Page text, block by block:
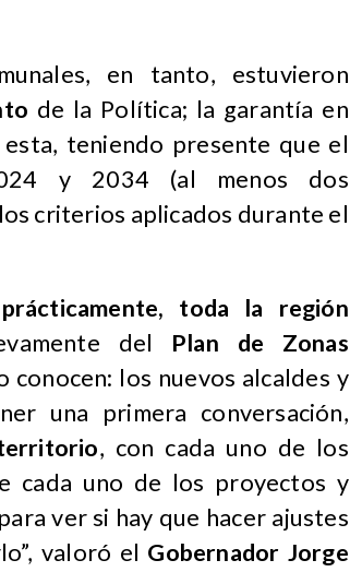
en tanto, estuvieron
de la Política; la garantía en
teniendo presente que el
y 2034 (al menos dos
criterios aplicados durante el
toda la región
del Plan de Zonas
los nuevos alcaldes y
una primera conversación,
, con cada uno de los
cada uno de los proyectos y
ver si hay que hacer ajustes
valoró el Gobernador Jorge